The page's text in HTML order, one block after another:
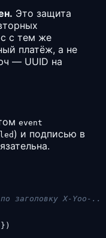
Это защита
с тем же
платёж, а не
— UUID на
event
) и подписью в
по заголовку X-Yoo-